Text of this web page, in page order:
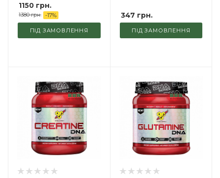
1150 грн.
1380 грн. -17%
ПІД ЗАМОВЛЕННЯ
347 грн.
ПІД ЗАМОВЛЕННЯ